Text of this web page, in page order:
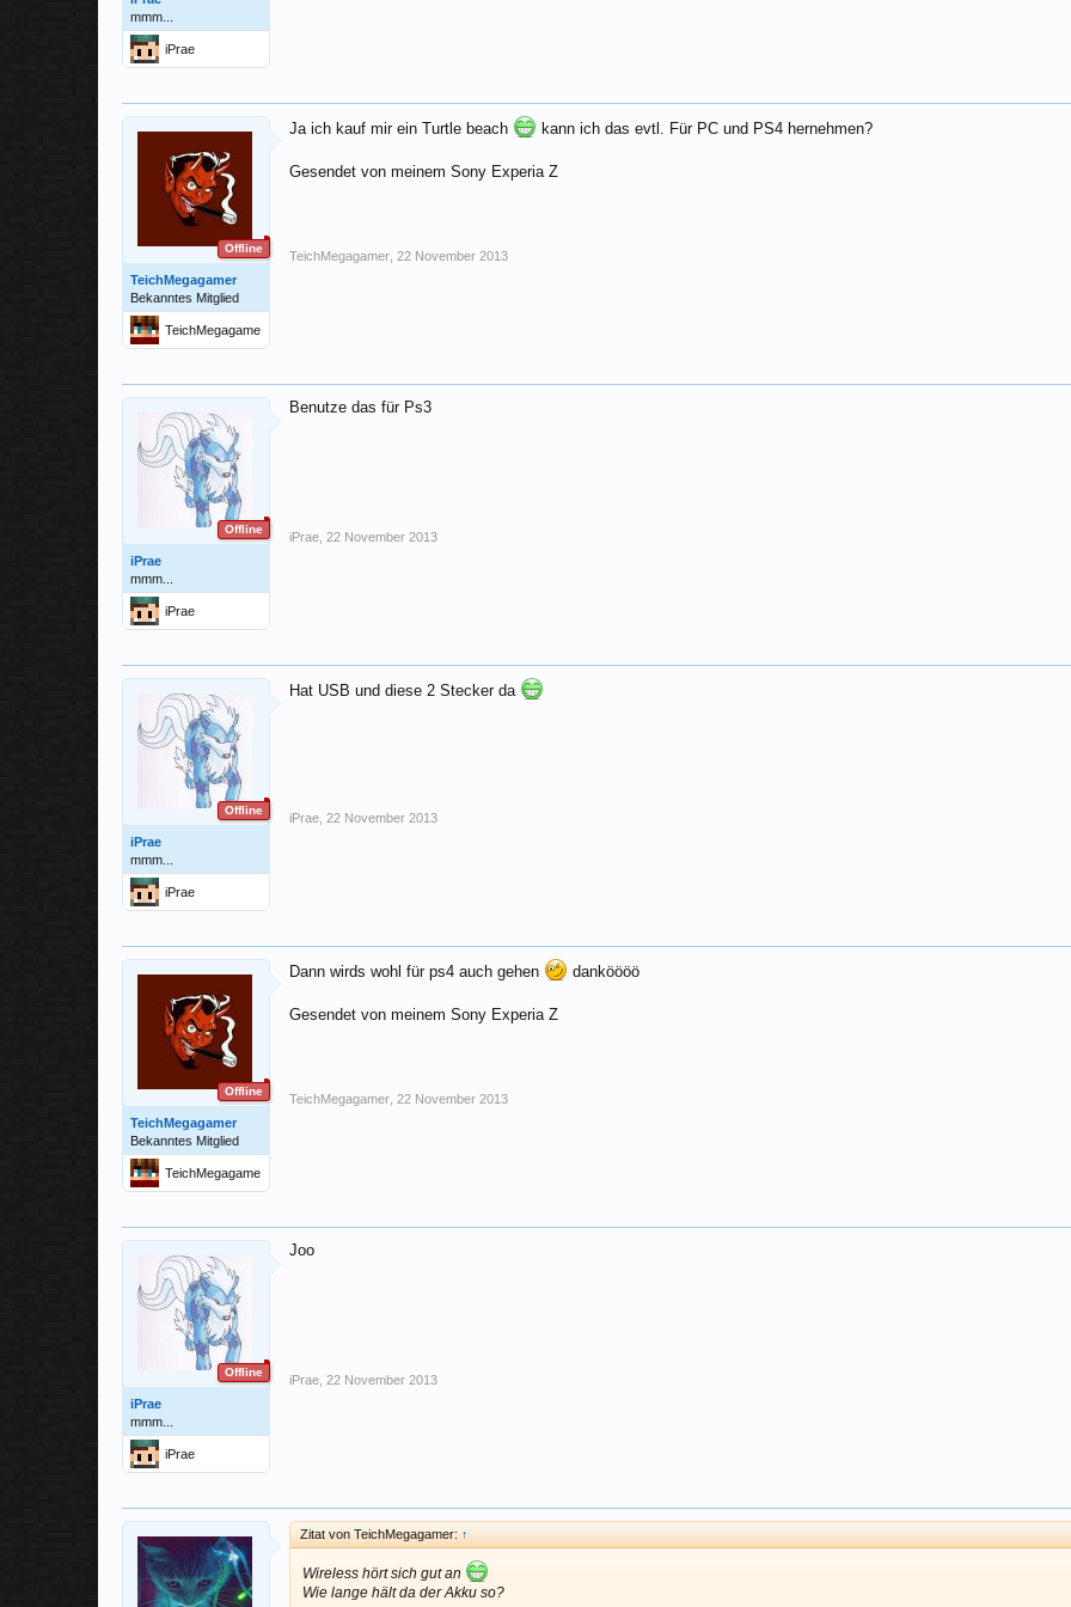
mmm...
iPrae
Offline
TeichMegagamer
Bekanntes Mitglied
TeichMegagame
r
Ja ich kauf mir ein Turtle beach kann ich das evtl. Für PC und PS4 hernehmen?
Gesendet von meinem Sony Experia Z
TeichMegagamer 22 November 2013
Offline
iPrae
mmm...
iPrae
Benutze das für Ps3
iPrae 22 November 2013
Offline
iPrae
mmm...
iPrae
Hat USB und diese 2 Stecker da
iPrae 22 November 2013
Offline
TeichMegagamer
Bekanntes Mitglied
TeichMegagame
r
Dann wirds wohl für ps4 auch gehen danköööö
Gesendet von meinem Sony Experia Z
TeichMegagamer 22 November 2013
Offline
iPrae
mmm...
iPrae
Joo
iPrae 22 November 2013
Zitat von TeichMegagamer: ↑
Wireless hört sich gut an
Wie lange hält da der Akku so?